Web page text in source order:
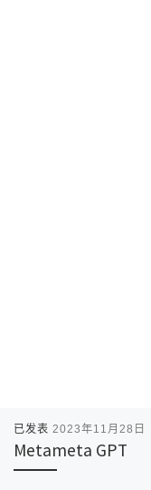
已发表 2023年11月28日
Metameta GPT